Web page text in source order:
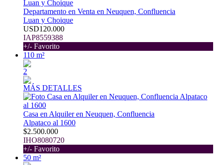
Departamento en Venta en Neuquen, Confluencia
Luan y Choique
USD120.000
IAP8559388
+/- Favorito
110 m²
2
MÁS DETALLES
Casa en Alquiler en Neuquen, Confluencia
Alpataco al 1600
$2.500.000
IHO8080720
+/- Favorito
50 m²